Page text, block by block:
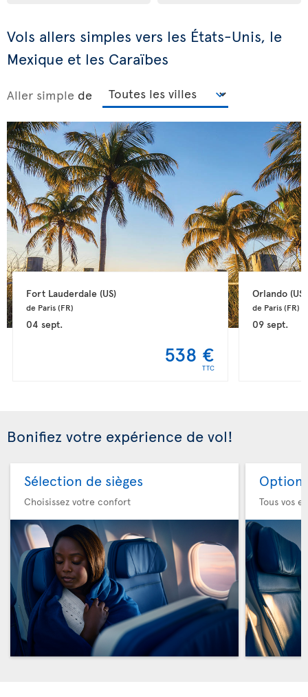
Vols allers simples vers les États-Unis, le
Mexique et les Caraïbes
Aller simple de
Fort Lauderdale (US)
de Paris (FR)
04 sept.
538 €
TTC
Orlando (US)
de Paris (FR)
09 sept.
Bonifiez votre expérience de vol!
Sélection de sièges
Choisissez votre confort
Option
Tous vos